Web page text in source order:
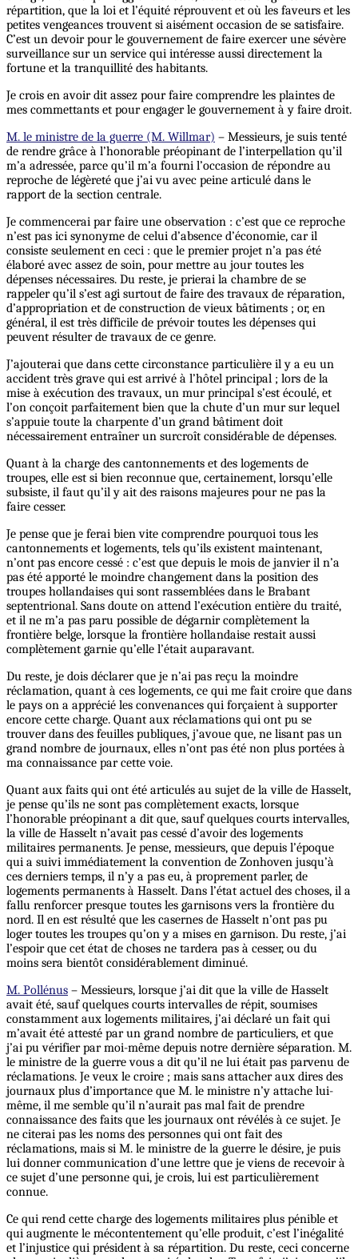
répartition, que la loi et l’équité réprouvent et où les faveurs et les
petites vengeances trouvent si aisément occasion de se satisfaire.
C’est un devoir pour le gouvernement de faire exercer une sévère
surveillance sur un service qui intéresse aussi directement la
fortune et la tranquillité des habitants.
Je crois en avoir dit assez pour faire comprendre les plaintes de
mes commettants et pour engager le gouvernement à y faire droit.
M. le ministre de la guerre (M. Willmar) – Messieurs, je suis tenté
de rendre grâce à l’honorable préopinant de l’interpellation qu’il
m’a adressée, parce qu’il m’a fourni l’occasion de répondre au
reproche de légèreté que j’ai vu avec peine articulé dans le
rapport de la section centrale.
Je commencerai par faire une observation : c’est que ce reproche
n’est pas ici synonyme de celui d’absence d’économie, car il
consiste seulement en ceci : que le premier projet n’a pas été
élaboré avec assez de soin, pour mettre au jour toutes les
dépenses nécessaires. Du reste, je prierai la chambre de se
rappeler qu’il s’est agi surtout de faire des travaux de réparation,
d’appropriation et de construction de vieux bâtiments ; or, en
général, il est très difficile de prévoir toutes les dépenses qui
peuvent résulter de travaux de ce genre.
J’ajouterai que dans cette circonstance particulière il y a eu un
accident très grave qui est arrivé à l’hôtel principal ; lors de la
mise à exécution des travaux, un mur principal s’est écoulé, et
l’on conçoit parfaitement bien que la chute d’un mursurlequel
s’appuie toute la charpente d’un grand bâtiment doit
nécessairement entraîner un surcroît considérable de dépenses.
Quant à la charge des cantonnements et des logements de
troupes, elle est si bien reconnue que, certainement, lorsqu’elle
subsiste, il faut qu’il y ait des raisons majeures pour ne pas la
faire cesser.
Je pense que je ferai bien vite comprendre pourquoi tous les
cantonnements et logements, tels qu’ils existent maintenant,
n’ont pas encore cessé : c’est que depuis le mois de janvier il n’a
pas été apporté le moindre changement dans la position des
troupes hollandaises qui sont rassemblées dans le Brabant
septentrional. Sans doute on attend l’exécution entière du traité,
et il ne m’a pas paru possible de dégarnir complètement la
frontière belge, lorsque la frontière hollandaise restait aussi
complètement garnie qu’elle l’était auparavant.
Du reste, je dois déclarer que je n’ai pas reçu la moindre
réclamation, quant à ces logements, ce qui me fait croire que dans
le pays on a apprécié les convenances qui forçaient à supporter
encore cette charge. Quant aux réclamations qui ont pu se
trouver dans des feuilles publiques, j’avoue que, ne lisant pas un
grand nombre de journaux, elles n’ont pas été non plus portées à
ma connaissance par cette voie.
Quant aux faits qui ont été articulés au sujet de la ville de Hasselt,
je pense qu’ils ne sont pas complètement exacts, lorsque
l’honorable préopinant a dit que, sauf quelques courts intervalles,
la ville de Hasselt n’avait pas cessé d’avoir des logements
militaires permanents. Je pense, messieurs, que depuis l’époque
qui a suivi immédiatement la convention de Zonhoven jusqu’à
ces derniers temps, il n’y a pas eu, à proprement parler, de
logements permanents à Hasselt. Dans l’état actuel des choses, il a
fallu renforcer presque toutes les garnisons vers la frontière du
nord. Il en est résulté que les casernes de Hasselt n’ont pas pu
loger toutes les troupes qu’on y a mises en garnison. Du reste, j’ai
l’espoir que cet état de choses ne tardera pas à cesser, ou du
moins sera bientôt considérablement diminué.
M. Pollénus – Messieurs, lorsque j’ai dit que la ville de Hasselt
avait été, sauf quelques courts intervalles de répit, soumises
constamment aux logements militaires, j’ai déclaré un fait qui
m’avait été attesté par un grand nombre de particuliers, et que
j’ai pu vérifier par moi-même depuis notre dernière séparation. M.
le ministre de la guerre vous a dit qu’il ne lui était pas parvenu de
réclamations. Je veux le croire ; mais sans attacher aux dires des
journaux plus d’importance que M. le ministre n’y attache lui-
même, il me semble qu’il n’aurait pas mal fait de prendre
connaissance des faits que les journaux ont révélés à ce sujet. Je
ne citerai pas les noms des personnes qui ont fait des
réclamations, mais si M. le ministre de la guerre le désire, je puis
lui donner communication d’une lettre que je viens de recevoir à
ce sujet d’une personne qui, je crois, lui est particulièrement
connue.
Ce qui rend cette charge des logements militaires plus pénible et
qui augmente le mécontentement qu’elle produit, c’est l’inégalité
et l’injustice qui président à sa répartition. Du reste, ceci concerne